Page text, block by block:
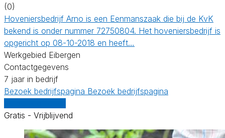
(0)
Hoveniersbedrijf Arno is een Eenmanszaak die bij de KvK
bekend is onder nummer 72750804. Het hoveniersbedrijf is
opgericht op 08-10-2018 en heeft…
Werkgebied Eibergen
Contactgegevens
7 jaar in bedrijf
Bezoek bedrijfspagina Bezoek bedrijfspagina
Gratis - Vrijblijvend